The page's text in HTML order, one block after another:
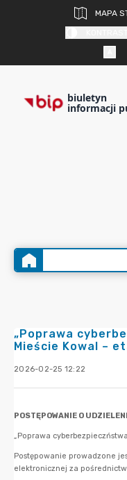
MAPA
biuletyn
informacji
„Poprawa
Mieście Kowal –
2026-02-25 12:22